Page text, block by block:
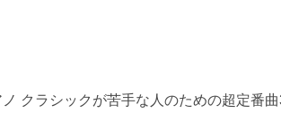
クラシックが苦手な人のための超定番